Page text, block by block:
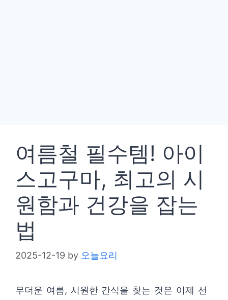
여름철 필수템! 아이
스고구마, 최고의 시
원함과 건강을 잡는
법
2025-12-19 by 오늘요리
무더운 여름, 시원한 간식을 찾는 것은 이제 선